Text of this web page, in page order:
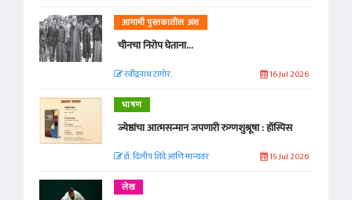
आगामी पुस्तकातील अंश
चीनचा निरोप घेताना...
रवींद्रनाथ टागोर. 16 Jul 2026
भाषण
ज्येष्ठांचा आत्मसन्मान जपणारी रुग्णशुश्रूषा : हॉस्पिस
डॉ. दिलीप शिंदे आणि मान्यवर 15 Jul 2026
लेख